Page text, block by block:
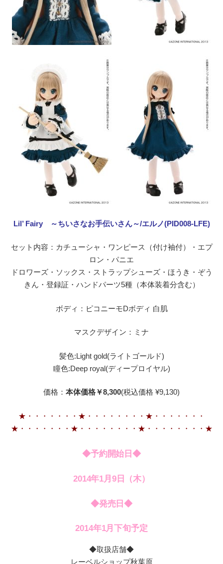
Lil’ Fairy ～ちいさなお手伝いさん～/エルノ(PID008-LFE)
セット内容：カチューシャ・ワンピース（付け袖付）・エプ
ロン・パニエ
ドロワーズ・ソックス・ストラップシューズ・ほうき・ぞう
きん・登録証・ハンドパーツ5種（本体装着分含む）
ボディ：ピコニーモDボディ 白肌
マスクデザイン：ミナ
髪色:Light gold(ライトゴールド)
瞳色:Deep royal(ディープロイヤル)
価格： 本体価格￥8,300(税込価格 ¥9,130)
★・・・・・・・★・・・・・・・・★・・・・・・・
★・・・・・・・★・・・・・・・・★・・・・・・・・★
◆予約開始日◆
2014年1月9日（木）
◆発売日◆
2014年1月下旬予定
◆取扱店舗◆
レーベルショップ秋葉原